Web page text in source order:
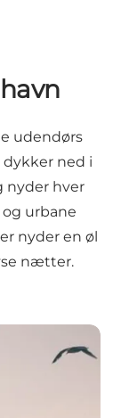
udendørs
ned i
nyder hver
urbane
nyder en øl
nætter.